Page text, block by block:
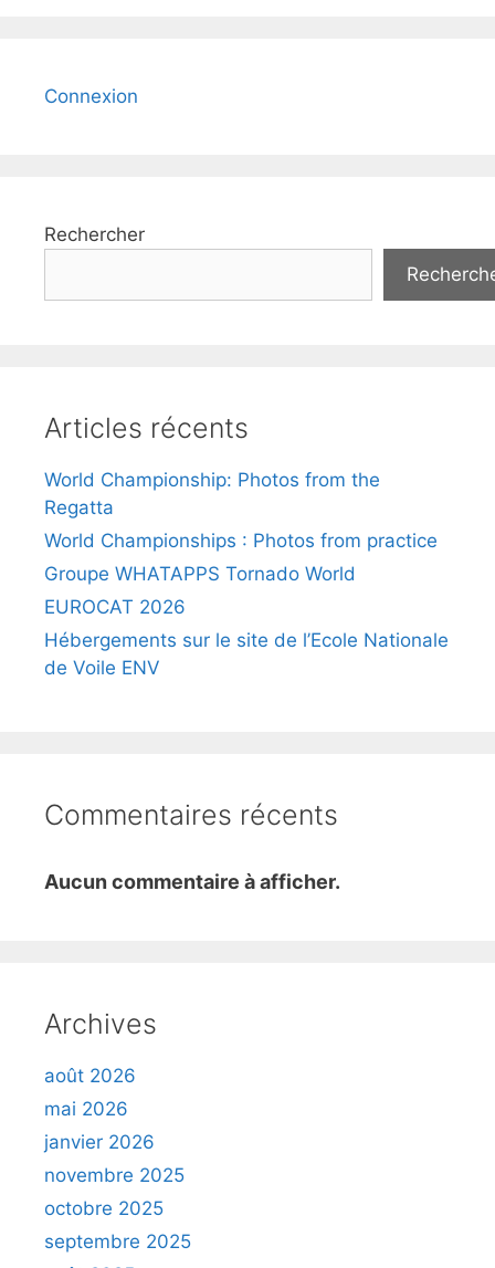
Connexion
Rechercher
Articles récents
World Championship: Photos from the
Regatta
World Championships : Photos from practice
Groupe WHATAPPS Tornado World
EUROCAT 2026
Hébergements sur le site de l’Ecole Nationale
de Voile ENV
Commentaires récents
Aucun commentaire à afficher.
Archives
août 2026
mai 2026
janvier 2026
novembre 2025
octobre 2025
septembre 2025